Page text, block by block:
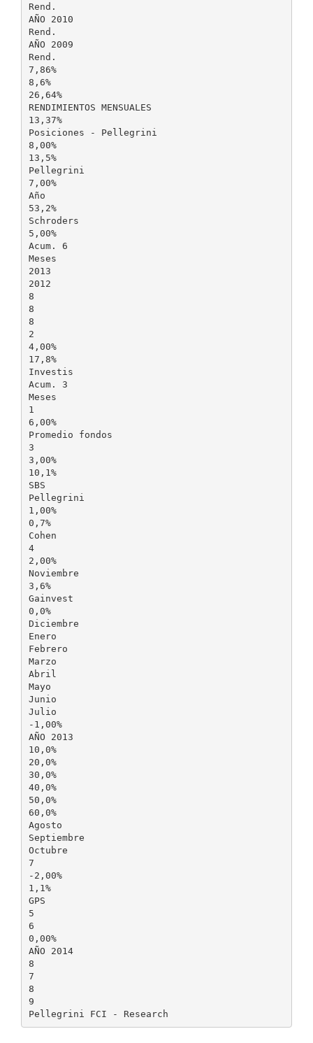
Rend.
AÑO 2010
Rend.
AÑO 2009
Rend.
7,86%
8,6%
26,64%
RENDIMIENTOS MENSUALES
13,37%
Posiciones - Pellegrini
8,00%
13,5%
Pellegrini
7,00%
Año
53,2%
Schroders
5,00%
Acum. 6
Meses
2013
2012
8
8
8
2
4,00%
17,8%
Investis
Acum. 3
Meses
1
6,00%
Promedio fondos
3
3,00%
10,1%
SBS
Pellegrini
1,00%
0,7%
Cohen
4
2,00%
Noviembre
3,6%
Gainvest
0,0%
Diciembre
Enero
Febrero
Marzo
Abril
Mayo
Junio
Julio
-1,00%
AÑO 2013
10,0%
20,0%
30,0%
40,0%
50,0%
60,0%
Agosto
Septiembre
Octubre
7
-2,00%
1,1%
GPS
5
6
0,00%
AÑO 2014
8
7
8
9